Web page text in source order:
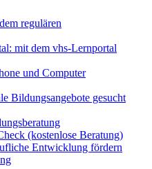
regulären
mit dem vhs-Lernportal
und Computer
Bildungsangebote gesucht
(kostenlose Beratung)
Entwicklung fördern